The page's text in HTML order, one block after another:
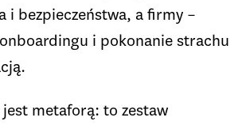
i bezpieczeństwa, a firmy –
i pokonanie strachu
jest metaforą: to zestaw